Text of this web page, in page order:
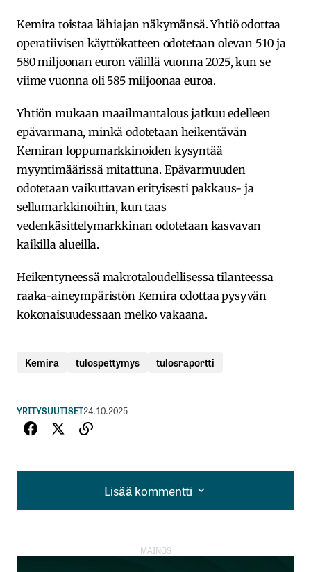
Kemira toistaa lähiajan näkymänsä. Yhtiö odottaa
operatiivisen käyttökatteen odotetaan olevan 510 ja
580 miljoonan euron välillä vuonna 2025, kun se
viime vuonna oli 585 miljoonaa euroa.
Yhtiön mukaan maailmantalous jatkuu edelleen
epävarmana, minkä odotetaan heikentävän
Kemiran loppumarkkinoiden kysyntää
myyntimäärissä mitattuna. Epävarmuuden
odotetaan vaikuttavan erityisesti pakkaus- ja
sellumarkkinoihin, kun taas
vedenkäsittelymarkkinan odotetaan kasvavan
kaikilla alueilla.
Heikentyneessä makrotaloudellisessa tilanteessa
raaka-aineympäristön Kemira odottaa pysyvän
kokonaisuudessaan melko vakaana.
Kemira tulospettymys tulosraportti
YRITYSUUTISET24.10.2025
Lisää kommentti
Lisää kommentti
kirjautua